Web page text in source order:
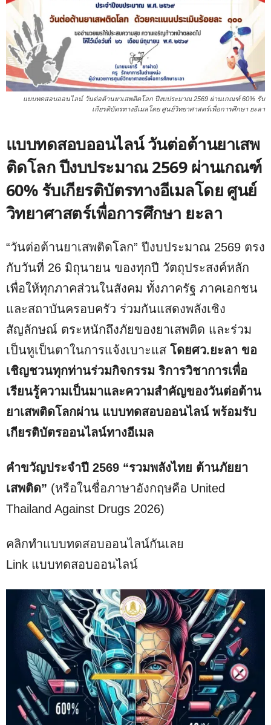
แบบทดสอบออนไลน์ วันต่อต้านยาเสพติดโลก ปีงบประมาณ 2569 ผ่านเกณฑ์ 60% รับ
เกียรติบัตรทางอีเมลโดย ศูนย์วิทยาศาสตร์เพื่อการศึกษา ยะลา
แบบทดสอบออนไลน์ วันต่อต้านยาเสพ
ติดโลก ปีงบประมาณ 2569 ผ่านเกณฑ์
60% รับเกียรติบัตรทางอีเมลโดย ศูนย์
วิทยาศาสตร์เพื่อการศึกษา ยะลา
“วันต่อต้านยาเสพติดโลก” ปีงบประมาณ 2569 ตรง
กับวันที่ 26 มิถุนายน ของทุกปี วัตถุประสงค์หลัก
เพื่อให้ทุกภาคส่วนในสังคม ทั้งภาครัฐ ภาคเอกชน
และสถาบันครอบครัว ร่วมกันแสดงพลังเชิง
สัญลักษณ์ ตระหนักถึงภัยของยาเสพติด และร่วม
เป็นหูเป็นตาในการแจ้งเบาะแส โดยศว.ยะลา ขอ
เชิญชวนทุกท่านร่วมกิจกรรม ริการวิชาการเพื่อ
เรียนรู้ความเป็นมาและความสำคัญของวันต่อต้าน
ยาเสพติดโลกผ่าน แบบทดสอบออนไลน์ พร้อมรับ
เกียรติบัตรออนไลน์ทางอีเมล
คำขวัญประจำปี 2569 “รวมพลังไทย ต้านภัยยา
เสพติด” (หรือในชื่อภาษาอังกฤษคือ United
Thailand Against Drugs 2026)
คลิกทำแบบทดสอบออนไลน์กันเลย
Link แบบทดสอบออนไลน์